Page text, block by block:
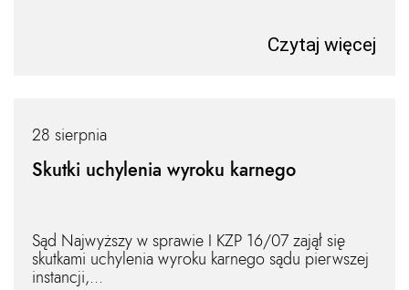
Czytaj więcej
28 sierpnia
Skutki uchylenia wyroku karnego
Sąd Najwyższy w sprawie I KZP 16/07 zajął się
skutkami uchylenia wyroku karnego sądu pierwszej
instancji,...